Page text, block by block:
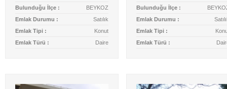
Bulunduğu İlçe :
BEYKOZ
Emlak Durumu :
Satılık
Emlak Tipi :
Konut
Emlak Türü :
Daire
Bulunduğu İlçe :
Emlak Durumu :
Emlak Tipi :
Emlak Türü :